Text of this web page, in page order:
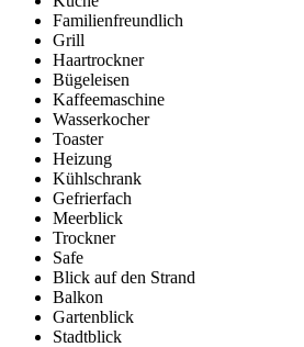
Familienfreundlich
Grill
Haartrockner
Bügeleisen
Kaffeemaschine
Wasserkocher
Toaster
Heizung
Kühlschrank
Gefrierfach
Meerblick
Trockner
Safe
Blick auf den Strand
Balkon
Gartenblick
Stadtblick